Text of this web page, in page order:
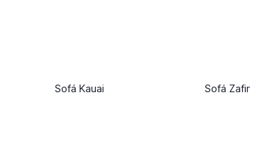
Sofá Kauai Sofá Zafir